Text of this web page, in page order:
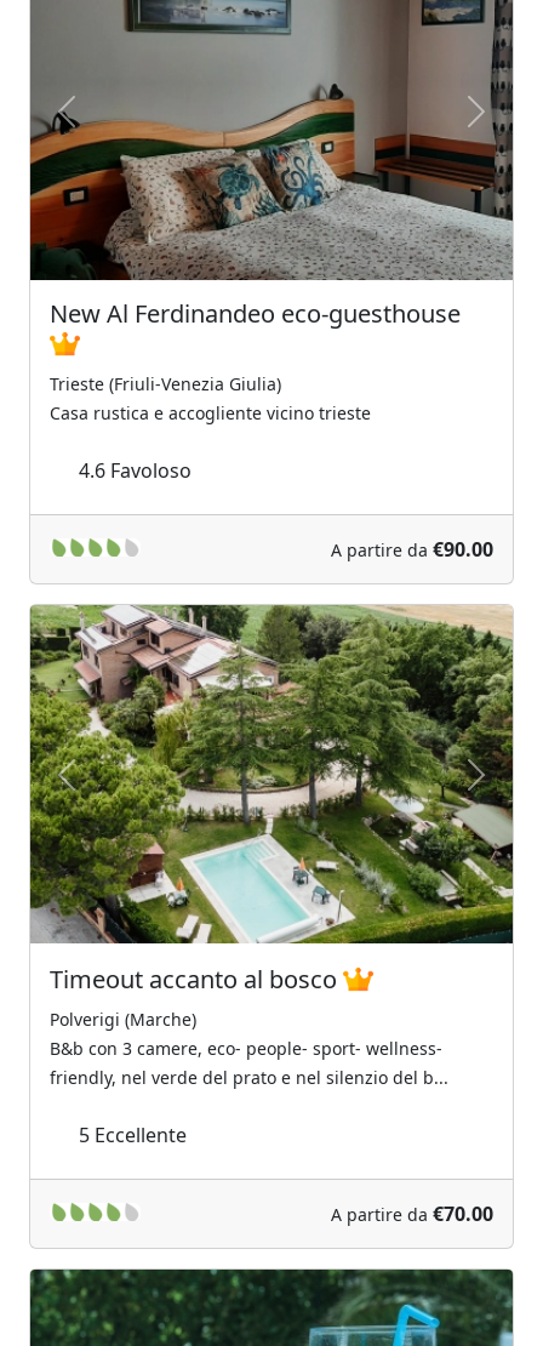
Previous Next
New Al Ferdinandeo eco-guesthouse
Trieste (Friuli-Venezia Giulia)
Casa rustica e accogliente vicino trieste
4.6 Favoloso
A partire da €90.00
Previous Next
Timeout accanto al bosco
Polverigi (Marche)
B&b con 3 camere, eco- people- sport- wellness-
friendly, nel verde del prato e nel silenzio del b...
5 Eccellente
A partire da €70.00